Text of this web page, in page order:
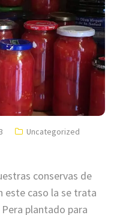
Uncategorized
conservas de
este caso la se trata
plantado para